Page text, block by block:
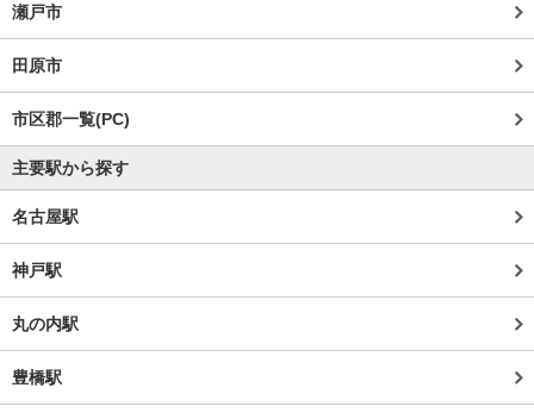
瀬戸市
田原市
市区郡一覧(PC)
主要駅から探す
名古屋駅
神戸駅
丸の内駅
豊橋駅